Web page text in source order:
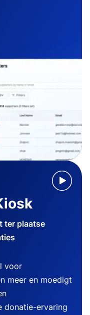
ter plaatse
voor
meer en moedigt
donatie-ervaring